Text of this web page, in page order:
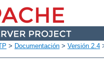
> Documentación > Versión 2.4